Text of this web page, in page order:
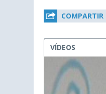
COMPARTIR
VÍDEOS